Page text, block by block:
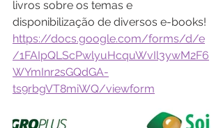
livros sobre os temas e
disponibilização de diversos e-books!
https://docs.google.com/forms/d/e
/1FAIpQLScPwlyuHcquWvIl3ywM2F6
WYmInr2sGQdGA-
ts9rbgVT8miWQ/viewform